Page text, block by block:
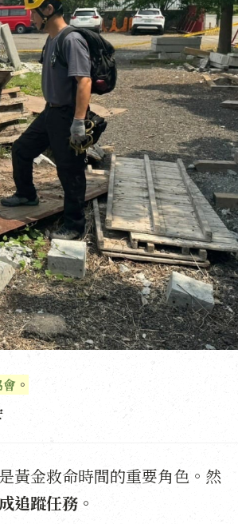
。
黃金救命時間的重要角色。然
追蹤任務。